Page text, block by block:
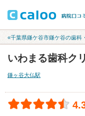
«千葉県鎌ケ谷市鎌ケ谷の歯科
いわまる歯科ク
鎌ヶ谷大仏駅